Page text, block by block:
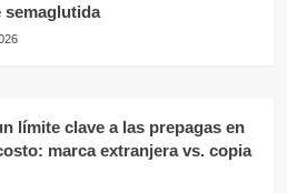
semaglutida
límite clave a las prepagas en
marca extranjera vs. copia